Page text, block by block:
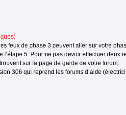
feux de phase 3 peuvent aller sur votre
5. Pour ne pas devoir effectuer deux
sur la page de garde de votre forum.
306 qui reprend les forums d’aide